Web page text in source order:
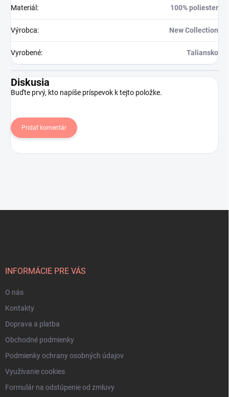
Materiál : 100% poliester
Výrobca: New Collection
Vyrobené: Taliansko
Diskusia
Buďte prvý, kto napíše príspevok k tejto položke.
Pridať komentár
INFORMÁCIE PRE VÁS
O nás
Kontakty
Doprava a platba
Obchodné podmienky
Podmienky ochrany osobných údajov
Využívanie cookies
Formulár na odstúpenie od zmluvy